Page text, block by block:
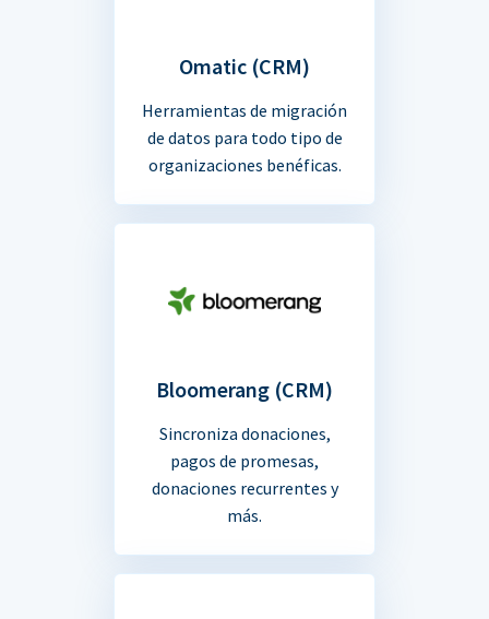
Omatic (CRM)
Herramientas de migración
de datos para todo tipo de
organizaciones benéficas.
Bloomerang (CRM)
Sincroniza donaciones,
pagos de promesas,
donaciones recurrentes y
más.